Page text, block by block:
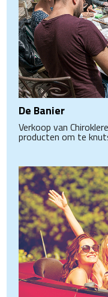
De Banier
Verkoop van
producten om te